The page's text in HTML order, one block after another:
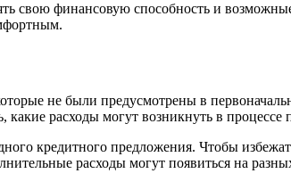
свою финансовую способность и
не были предусмотрены в
расходы могут возникнуть в процессе
кредитного предложения. Чтобы
расходы могут появиться на